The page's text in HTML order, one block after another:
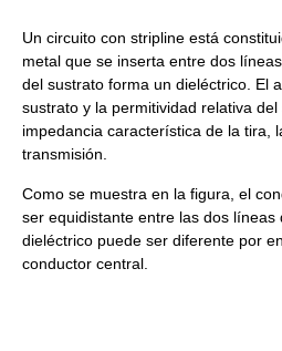
Un circuito con stripline está
metal que se inserta entre dos
del sustrato forma un dieléctrico. El
sustrato y la permitividad relativa
impedancia característica de la tira,
transmisión.
Como se muestra en la figura, el
ser equidistante entre las dos líneas
dieléctrico puede ser diferente por
conductor central.